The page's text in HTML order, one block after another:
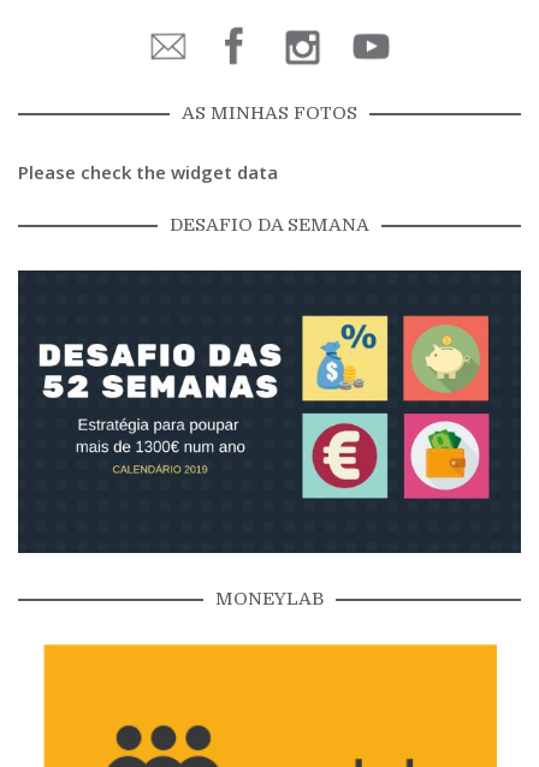
AS MINHAS FOTOS
Please check the widget data
DESAFIO DA SEMANA
MONEYLAB